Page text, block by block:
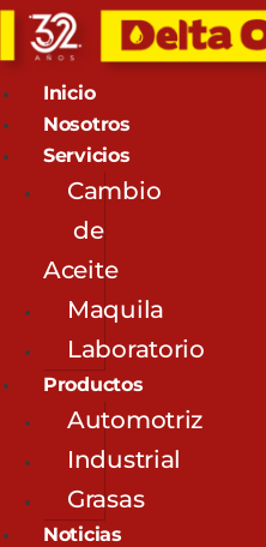
Inicio
Nosotros
Servicios
Cambio
de
Aceite
Maquila
Laboratorio
Productos
Automotriz
Industrial
Grasas
Noticias